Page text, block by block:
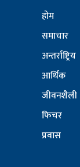
होम
समाचार
अन्तर्राष्ट्रिय
आर्थिक
जीवनशैली
फिचर
प्रवास